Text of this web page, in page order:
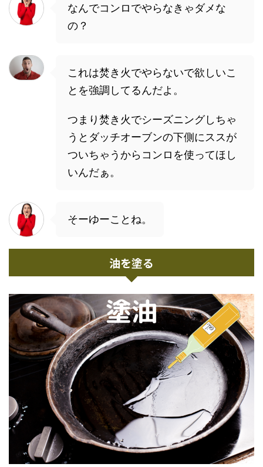
なんでコンロでやらなきゃダメな
の？
これは焚き火でやらないで欲しいこ
とを強調してるんだよ。
つまり焚き火でシーズニングしちゃ
うとダッチオーブンの下側にススが
ついちゃうからコンロを使ってほし
いんだぁ。
そーゆーことね。
油を塗る